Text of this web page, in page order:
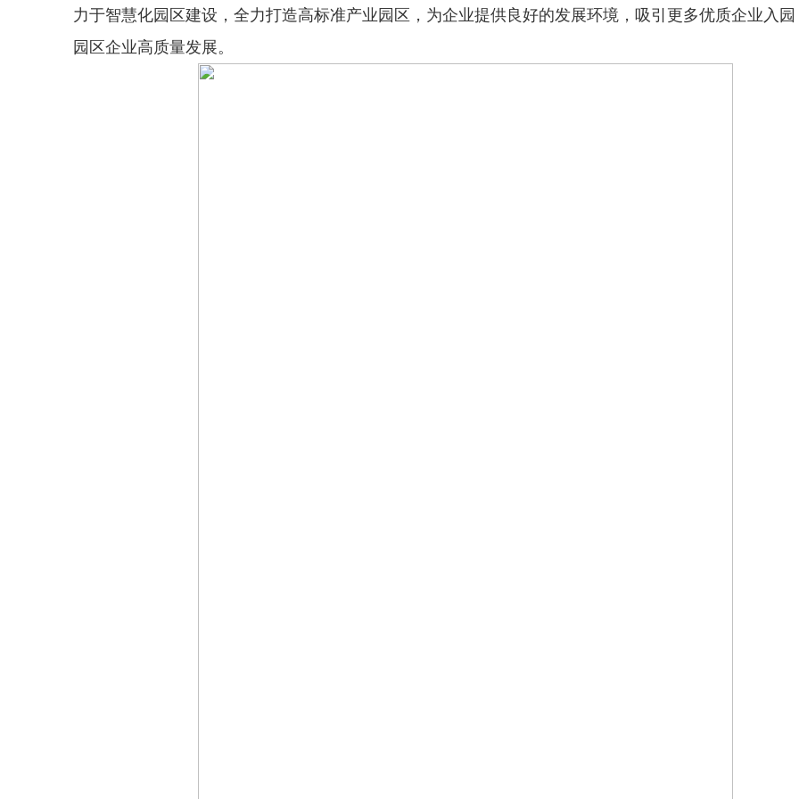
力于智慧化园区建设，全力打造高标准产业园区，为企业提供良好的发展环境，吸引更多优质企业入
园区企业高质量发展。